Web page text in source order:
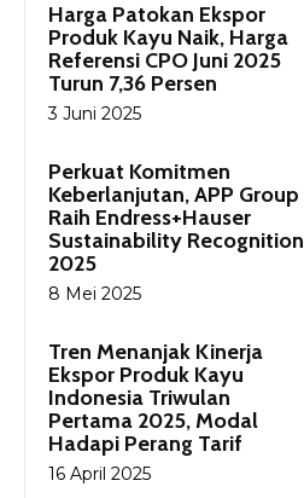
Harga Patokan Ekspor
Produk Kayu Naik, Harga
Referensi CPO Juni 2025
Turun 7,36 Persen
3 Juni 2025
Perkuat Komitmen
Keberlanjutan, APP Group
Raih Endress+Hauser
Sustainability Recognition
2025
8 Mei 2025
Tren Menanjak Kinerja
Ekspor Produk Kayu
Indonesia Triwulan
Pertama 2025, Modal
Hadapi Perang Tarif
16 April 2025